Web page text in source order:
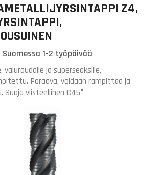
Z4,
1-2 työpäivää
valuraudalle ja superseoksille,
Poraava, voidaan rampittaa ja
Suoja viisteellinen C45°